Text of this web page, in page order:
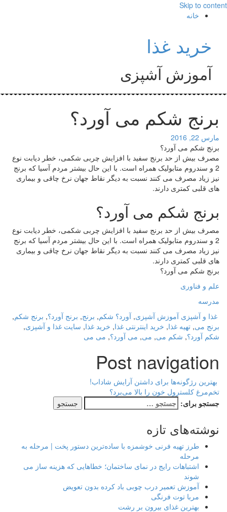
Skip to content
خانه
خرید غذا
آموزش آشپزی
برنج شکم می آورد؟
مارس 22, 2016
برنج شکم می آورد؟
مصرف بیش از حد برنج سفید با افزایش چربی شکمی، خطر دیابت نوع
2 و سندروم متابولیک همراه است. با این حال بیشتر مردم آسیا که برنج
نیز زیاد مصرف می کنند نسبت به دیگر نقاط جهان نرخ چاقی و بیماری
های قلبی کمتری دارند.
برنج شکم می آورد؟
مصرف بیش از حد برنج سفید با افزایش چربی شکمی، خطر دیابت نوع
2 و سندروم متابولیک همراه است. با این حال بیشتر مردم آسیا که برنج
نیز زیاد مصرف می کنند نسبت به دیگر نقاط جهان نرخ چاقی و بیماری
های قلبی کمتری دارند.
برنج شکم می آورد؟
علم و فناوری
مدرسه
غذا و آشپزی آموزش آشپزی,آورد؟ شکم, برنج, برنج آورد؟, برنج شکم,
برنج می, تهیه غذا, خرید اینترنتی غذا, خرید غذا, سایت غذا و آشپزی,
شکم آورد؟, شکم می, می, می آورد؟, می می
Post navigation
بهترین رژگونه‌ها برای داشتن آرایش شاداب!
تخم‌مرغ کلسترول خون را بالا می‌برد؟
جستجو برای:
نوشته‌های تازه
طرز تهیه فرنی خوشمزه با ساده‌ترین دستور پخت | مرحله به
مرحله
اشتباهات رایج در نمای ساختمان؛ خطاهایی که هزینه ساز می
شوند
آموزش تعمیر درب چوبی باد کرده بدون تعویض
مربا توت فرنگی
بهترین غذای بیرون بر رشت